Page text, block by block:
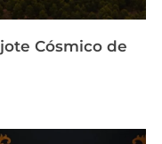
Cósmico de